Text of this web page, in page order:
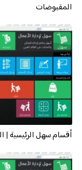
المقبوضات
أقسام سهل الرئيسية |